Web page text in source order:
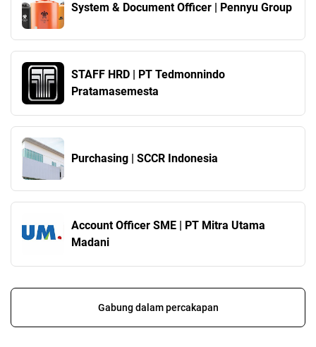
System & Document Officer | Pennyu Group
STAFF HRD | PT Tedmonnindo
Pratamasemesta
Purchasing | SCCR Indonesia
Account Officer SME | PT Mitra Utama
Madani
Gabung dalam percakapan